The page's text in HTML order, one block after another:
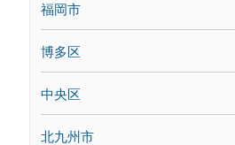
福岡市
博多区
中央区
北九州市